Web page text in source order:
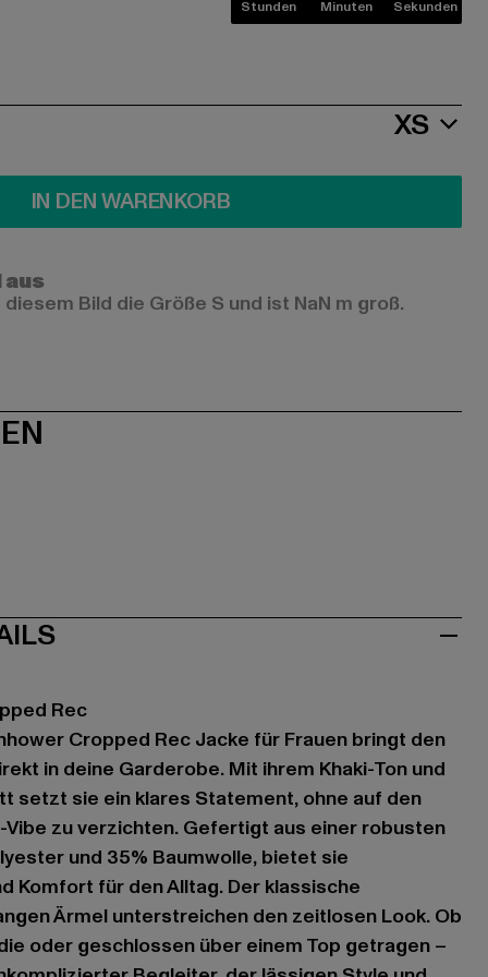
Stunden Minuten Sekunden
XS
IN DEN WARENKORB
Bild die Größe S und ist NaN m groß.
Rec
Cropped Rec Jacke für Frauen bringt den
in deine Garderobe. Mit ihrem Khaki-Ton und
setzt sie ein klares Statement, ohne auf den
zu verzichten. Gefertigt aus einer robusten
und 35% Baumwolle, bietet sie
Komfort für den Alltag. Der klassische
Ärmel unterstreichen den zeitlosen Look. Ob
oder geschlossen über einem Top getragen –